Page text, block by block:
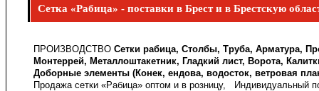
Сетка «Рабица» - поставки в Брест и в Брестскую
ПРОИЗВОДСТВО Сетки рабица, Столбы, Труба, Арматура,
Монтеррей, Металлоштакетник, Гладкий лист, Ворота,
Доборные элементы (Конек, ендова, водосток, ветровая
Продажа сетки «Рабица» оптом и в розницу, Индивидуальный